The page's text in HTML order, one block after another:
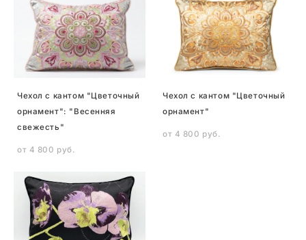
Чехол с кантом "Цветочный
орнамент": "Весенняя
свежесть"
от 4 800 pуб.
Чехол с кантом "Цветочный
орнамент"
от 4 800 pуб.